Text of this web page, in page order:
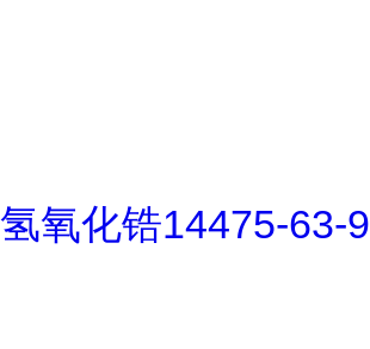
氢氧化锆14475-63-9